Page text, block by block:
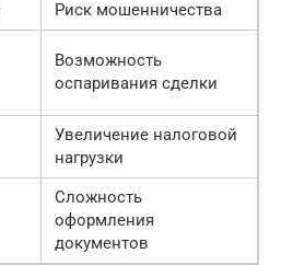
Риск мошенничества
Возможность
оспаривания сделки
Увеличение налоговой
нагрузки
Сложность
оформления
документов